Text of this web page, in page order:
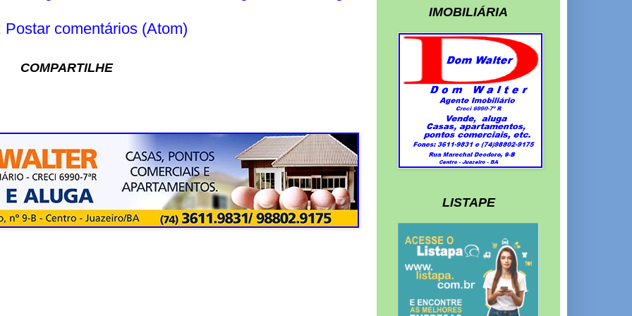
Postar comentários (Atom)
COMPARTILHE
IMOBILIÁRIA
LISTAPE